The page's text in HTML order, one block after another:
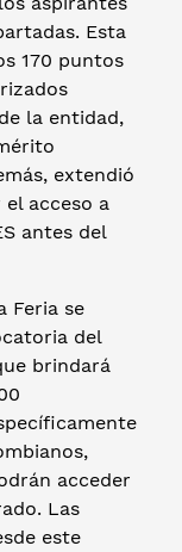
Esta
170 puntos
la entidad,
extendió
acceso a
antes del
Feria se
del
brindará
acceder
Las
este